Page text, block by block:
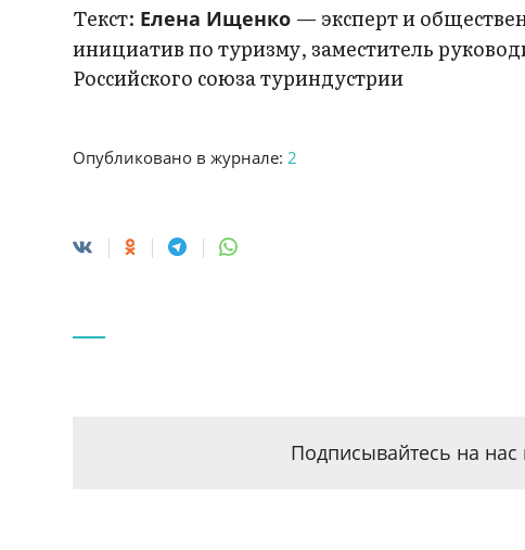
Текст: Елена Ищенко — эксперт и
инициатив по туризму, заместитель
Российского союза туриндустрии
Опубликовано в журнале:2
Подписывайтесь на нас